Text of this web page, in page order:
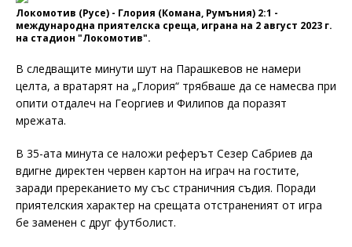
Локомотив (Русе) - Глория (Комана, Румъния) 2:1 -
международна приятелска среща, играна на 2 август 2023 г.
на стадион "Локомотив".
В следващите минути шут на Парашкевов не намери
целта, а вратарят на „Глория“ трябваше да се намесва при
опити отдалеч на Георгиев и Филипов да поразят
мрежата.
В 35-ата минута се наложи реферът Сезер Сабриев да
вдигне директен червен картон на играч на гостите,
заради пререканието му със страничния съдия. Поради
приятелския характер на срещата отстраненият от игра
бе заменен с друг футболист.